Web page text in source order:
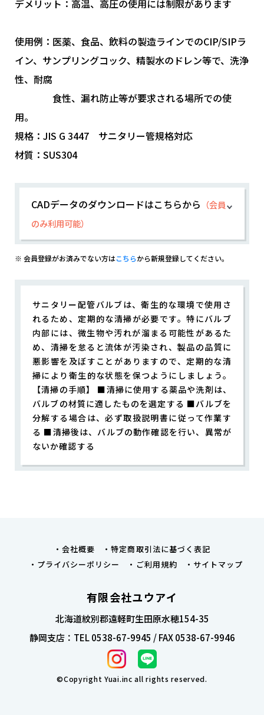
デメリット：高温、高圧の使用には制限があります
使用例：医薬、食品、飲料の製造ラインでのCIP/SIPラ
イン、サンプリングコック、精製水のドレン等で、洗浄
性、耐腐
食性、漏れ防止等が要求される場所での使
用。
規格：JIS G 3447 サニタリー管規格対応
材質：SUS304
CADデータのダウンロードはこちらから （会員
のみ利用可能）
※ 会員登録がお済みでない方はこちらから新規登録してください。
サニタリー配管バルブは、衛生的な環境で使用さ
れるため、定期的な清掃が必要です。特にバルブ
内部には、微生物や汚れが溜まる可能性があるた
め、清掃を怠ると流体が汚染され、製品の品質に
悪影響を及ぼすことがありますので、定期的な清
掃により衛生的な状態を保つようにしましょう。
【清掃の手順】 ■清掃に使用する薬品や洗剤は、
バルブの材質に適したものを選定する ■バルブを
分解する場合は、必ず取扱説明書に従って作業す
る ■清掃後は、バルブの動作確認を行い、異常が
ないか確認する
会社概要
特定商取引法に基づく表記
プライバシーポリシー
ご利用規約 サイトマップ
有限会社ユウアイ
北海道紋別郡遠軽町生田原水穂154-35
静岡支店：TEL 0538-67-9945 / FAX 0538-67-9946
©Copyright Yuai.inc all rights reserved.